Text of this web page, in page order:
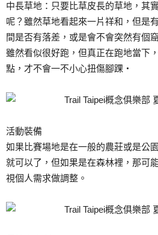
中長草地：只要比草皮長的草地，其
呢？雖然草地看起來一片祥和，但是
間是否有落差，或是會不會突然有個
雖然看似很好跑，但真正在跑地當下
點，才不會一不小心扭傷腳踝‧
活動裝備
如果比賽場地是在一般的農莊或是公
就可以了，但如果是在森林裡，那可
視個人需求做調整。